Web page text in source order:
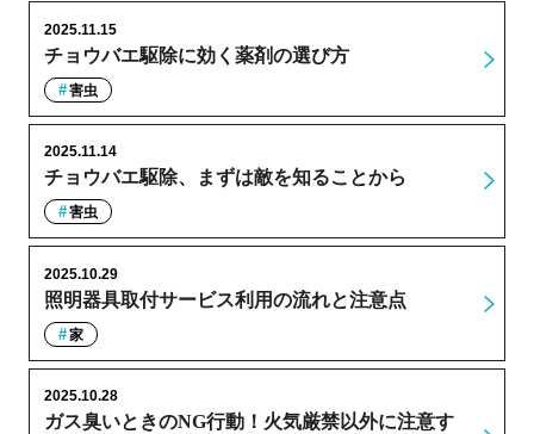
チョウバエ駆除に効く薬剤の選び方
2025.11.15
害虫
チョウバエ駆除、まずは敵を知ることから
2025.11.14
害虫
照明器具取付サービス利用の流れと注意点
2025.10.29
家
ガス臭いときのNG行動！火気厳禁以外に注意す
2025.10.28